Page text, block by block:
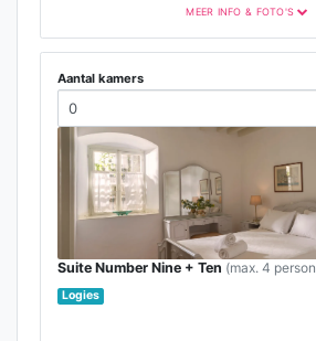
MEER INFO & FOTO'S
Aantal kamers
Suite Number Nine + Ten (max. 4
Logies